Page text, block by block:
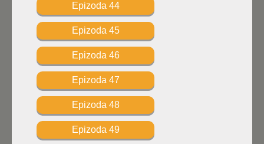
Epizoda 44
Epizoda 45
Epizoda 46
Epizoda 47
Epizoda 48
Epizoda 49